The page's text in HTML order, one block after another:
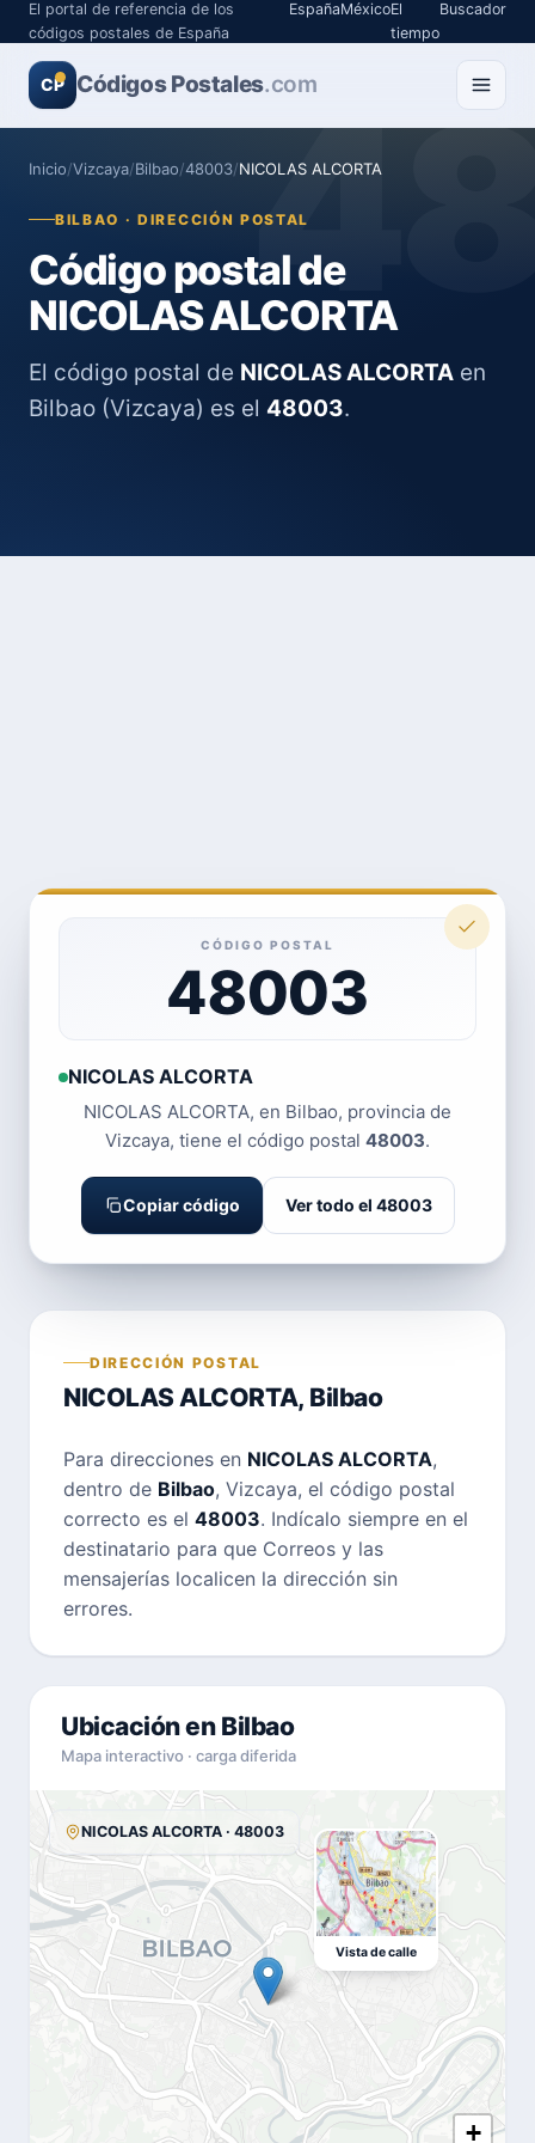
El portal de referencia de los
códigos postales de España
EspañaMéxicoEl
tiempo
Buscador
CP Códigos Postales.com
Inicio/Vizcaya/Bilbao/48003/NICOLAS ALCORTA
BILBAO · DIRECCIÓN POSTAL
Código postal de
NICOLAS ALCORTA
El código postal de NICOLAS ALCORTA en
Bilbao (Vizcaya) es el 48003.
CÓDIGO POSTAL
48003
NICOLAS ALCORTA
NICOLAS ALCORTA, en Bilbao, provincia de
Vizcaya, tiene el código postal 48003.
Copiar código Ver todo el 48003
DIRECCIÓN POSTAL
NICOLAS ALCORTA, Bilbao
Para direcciones en NICOLAS ALCORTA,
dentro de Bilbao, Vizcaya, el código postal
correcto es el 48003. Indícalo siempre en el
destinatario para que Correos y las
mensajerías localicen la dirección sin
errores.
Ubicación en Bilbao
Mapa interactivo · carga diferida
+
NICOLAS ALCORTA · 48003
Vista de calle